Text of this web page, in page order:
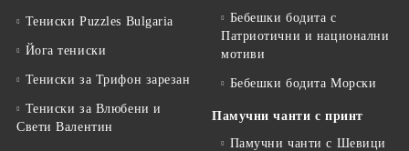
Тениски Puzzles Bulgaria
Йога тениски
Тениски за Трифон зарезан
Тениски за Влюбени и
Свети Валентин
Бебешки бодита с
Патриотични и национални
мотиви
Бебешки бодита Морски
Памучни чанти с принт
Памучни чанти с Шевици